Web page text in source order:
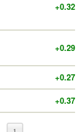
+0.32
+0.29
+0.27
+0.37